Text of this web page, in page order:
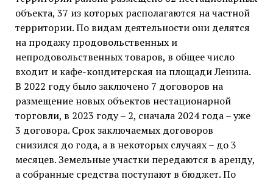
объекта, 37 из которых располагаются на частной
территории. По видам деятельности они делятся
на продажу продовольственных и
непродовольственных товаров, в общее число
входит и кафе-кондитерская на площади Ленина.
В 2022 году было заключено 7 договоров на
размещение новых объектов нестационарной
торговли, в 2023 году – 2, сначала 2024 года – уже
3 договора. Срок заключаемых договоров
снизился до года, а в некоторых случаях – до 3
месяцев. Земельные участки передаются в аренду,
а собранные средства поступают в бюджет. По